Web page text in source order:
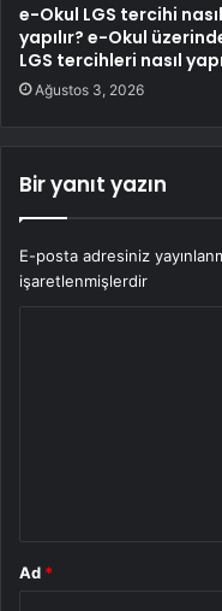
e-Okul LGS tercihi nasıl
yapılır? e-Okul
LGS tercihleri nasıl
Ağustos 3, 2026
Bir yanıt yazın
E-posta adresiniz
işaretlenmişlerdir
Ad *